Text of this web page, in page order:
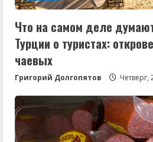
Что на самом деле
Турции о туристах:
чаевых
Григорий Долгопятов Четверг,